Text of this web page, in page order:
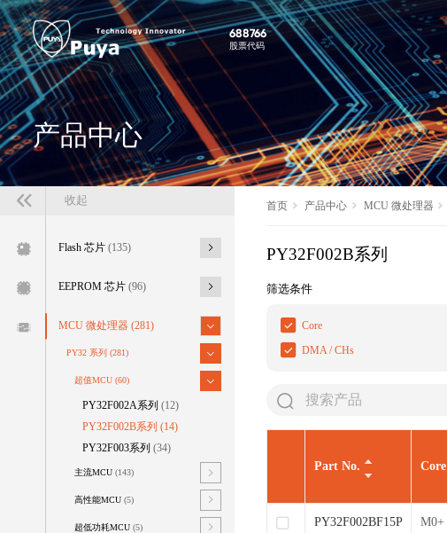
688766
股票代码
产品中心
收起
Flash 芯片(135)
EEPROM 芯片(96)
MCU 微处理器(281)
PY32 系列 (281)
超值MCU (60)
PY32F002A系列 (12)
PY32F002B系列 (14)
PY32F003系列 (34)
主流MCU (143)
高性能MCU (5)
超低功耗MCU (5)
首页 产品中心 MCU 微处理器
PY32F002B系列
筛选条件
Core
DMA / CHs
Core
M0+
Part No.
PY32F002BF15P6